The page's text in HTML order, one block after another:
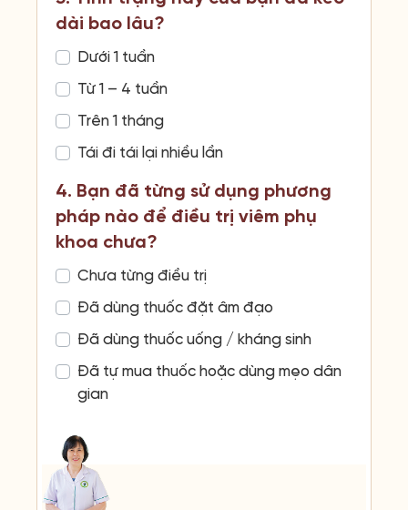
dài bao lâu?
Dưới 1 tuần
Từ 1 – 4 tuần
Trên 1 tháng
Tái đi tái lại nhiều lần
4. Bạn đã từng sử dụng phương
pháp nào để điều trị viêm phụ
khoa chưa?
Chưa từng điều trị
Đã dùng thuốc đặt âm đạo
Đã dùng thuốc uống / kháng sinh
Đã tự mua thuốc hoặc dùng mẹo dân
gian